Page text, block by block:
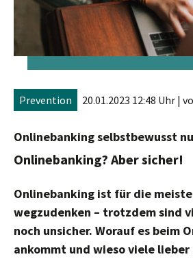
Prevention 20.01.2023 12:48 Uhr |
Onlinebanking selbstbewusst
Onlinebanking? Aber sicher!
Onlinebanking ist für die
wegzudenken – trotzdem sind
noch unsicher. Worauf es beim
ankommt und wieso viele